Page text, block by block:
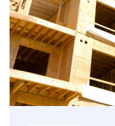
duurzamer
met
digitale
replica’s